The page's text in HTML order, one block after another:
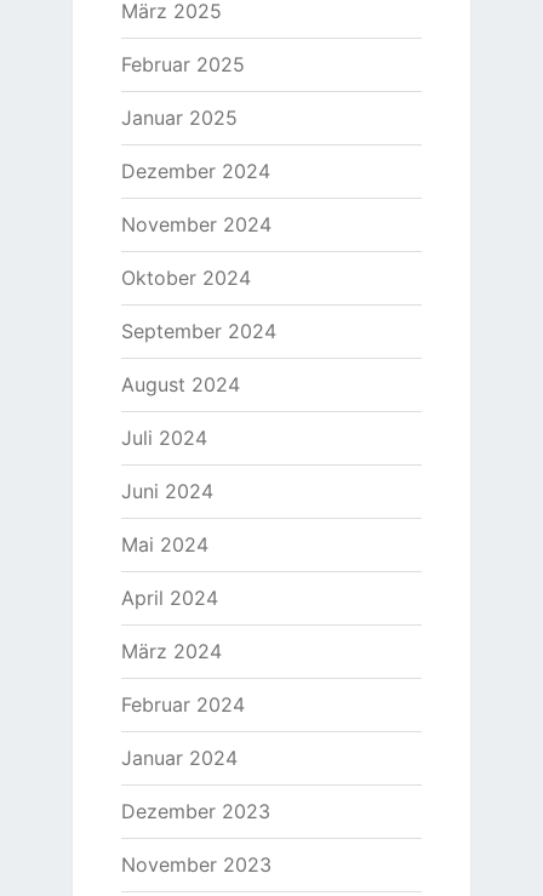
März 2025
Februar 2025
Januar 2025
Dezember 2024
November 2024
Oktober 2024
September 2024
August 2024
Juli 2024
Juni 2024
Mai 2024
April 2024
März 2024
Februar 2024
Januar 2024
Dezember 2023
November 2023